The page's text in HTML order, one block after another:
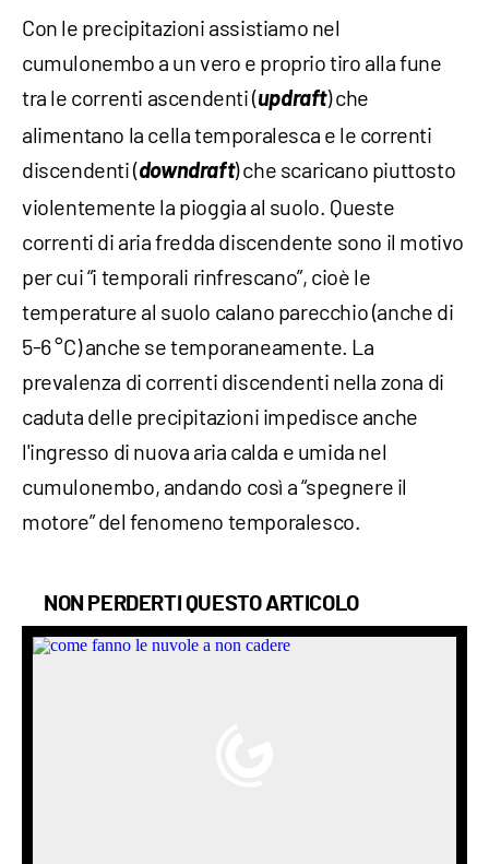
Con le precipitazioni assistiamo nel
cumulonembo a un vero e proprio tiro alla fune
tra le correnti ascendenti (updraft) che
alimentano la cella temporalesca e le correnti
discendenti (downdraft) che scaricano piuttosto
violentemente la pioggia al suolo. Queste
correnti di aria fredda discendente sono il motivo
per cui “i temporali rinfrescano”, cioè le
temperature al suolo calano parecchio (anche di
5-6 °C) anche se temporaneamente. La
prevalenza di correnti discendenti nella zona di
caduta delle precipitazioni impedisce anche
l'ingresso di nuova aria calda e umida nel
cumulonembo, andando così a “spegnere il
motore” del fenomeno temporalesco.
NON PERDERTI QUESTO ARTICOLO